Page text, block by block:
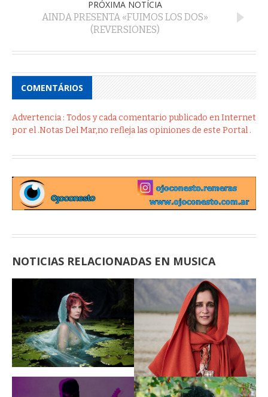
PRÓXIMA NOTÍCIA
AINDA PRESENTA «FUIMOS LOS DOS»
(REVERSIONES)
COMENTÁRIOS
Advertencia : Todos y cada comentario publicado en Internet
por el .Notas Del Mar,no refleja las opiniones de este Portal .
NOTICIAS RELACIONADAS EN MUSICA